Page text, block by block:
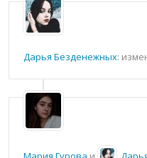
Дарья Безденежных: